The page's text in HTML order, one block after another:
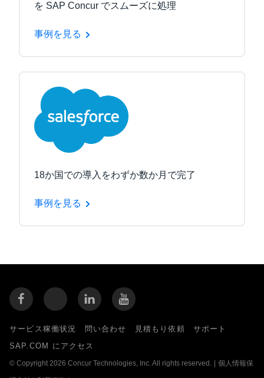
を SAP Concur でスムーズに処理
事例を見る
18か国での導入をわずか数か月で完了
事例を見る
サービス稼働状況 問い合わせ 見積もり依頼
サポート
SAP.COM にアクセス
© Copyright 2026 Concur Technologies, Inc. All rights reserved. | 個人情報保